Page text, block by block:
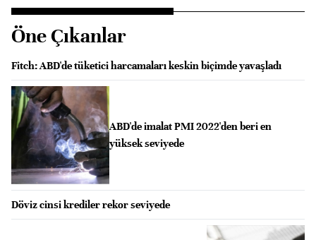
Öne Çıkanlar
Fitch: ABD'de tüketici harcamaları keskin biçimde yavaşladı
ABD'de imalat PMI 2022'den beri en
yüksek seviyede
Döviz cinsi krediler rekor seviyede